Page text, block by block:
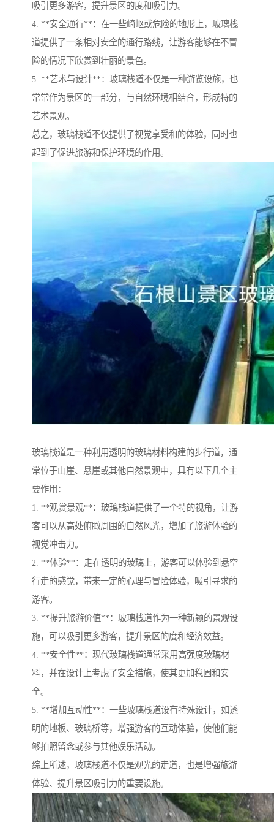
吸引更多游客，提升景区的度和吸引力。
4. **安全通行**：在一些崎岖或危险的地形上，玻璃栈
道提供了一条相对安全的通行路线，让游客能够在不冒
险的情况下欣赏到壮丽的景色。
5. **艺术与设计**：玻璃栈道不仅是一种游览设施，也
常常作为景区的一部分，与自然环境相结合，形成特的
艺术景观。
总之，玻璃栈道不仅提供了视觉享受和的体验，同时也
起到了促进旅游和保护环境的作用。
玻璃栈道是一种利用透明的玻璃材料构建的步行道，通
常位于山崖、悬崖或其他自然景观中，具有以下几个主
要作用：
1. **观赏景观**：玻璃栈道提供了一个特的视角，让游
客可以从高处俯瞰周围的自然风光，增加了旅游体验的
视觉冲击力。
2. **体验**：走在透明的玻璃上，游客可以体验到悬空
行走的感觉，带来一定的心理与冒险体验，吸引寻求的
游客。
3. **提升旅游价值**：玻璃栈道作为一种新颖的景观设
施，可以吸引更多游客，提升景区的度和经济效益。
4. **安全性**：现代玻璃栈道通常采用高强度玻璃材
料，并在设计上考虑了安全措施，使其更加稳固和安
全。
5. **增加互动性**：一些玻璃栈道设有特殊设计，如透
明的地板、玻璃桥等，增强游客的互动体验，使他们能
够拍照留念或参与其他娱乐活动。
综上所述，玻璃栈道不仅是观光的走道，也是增强旅游
体验、提升景区吸引力的重要设施。